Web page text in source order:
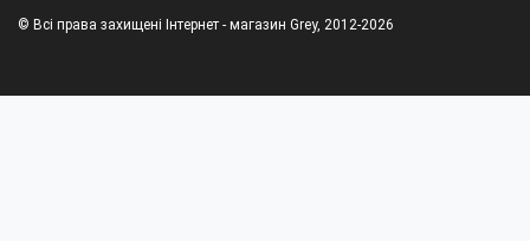
© Всі права захищені Інтернет - магазин Grey, 2012-2026